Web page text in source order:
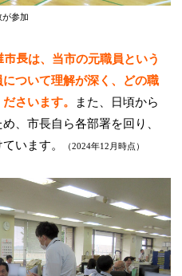
参加
市長は、当市の元職員という
ついて理解が深く、どの職
さいます。
また、日頃から
、市長自ら各部署を回り、
います。
（2024年12月時点）